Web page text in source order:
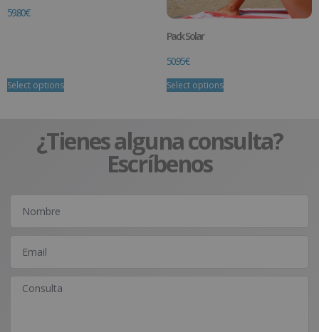
59.80€
Select options
Pack Solar
50.95€
Select options
¿Tienes alguna consulta?
Escríbenos